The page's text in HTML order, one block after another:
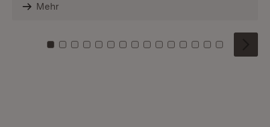
Mehr
Zu Kachel: 0
Zu Kachel: 1
Zu Kachel: 2
Zu Kachel: 3
Zu Kachel: 4
Zu Kachel: 5
Zu Kachel: 6
Zu Kachel: 7
Zu Kachel: 8
Zu Kachel: 9
Zu Kachel: 10
Zu Kachel: 11
Zu Kachel: 12
Zu Kachel:
Zu